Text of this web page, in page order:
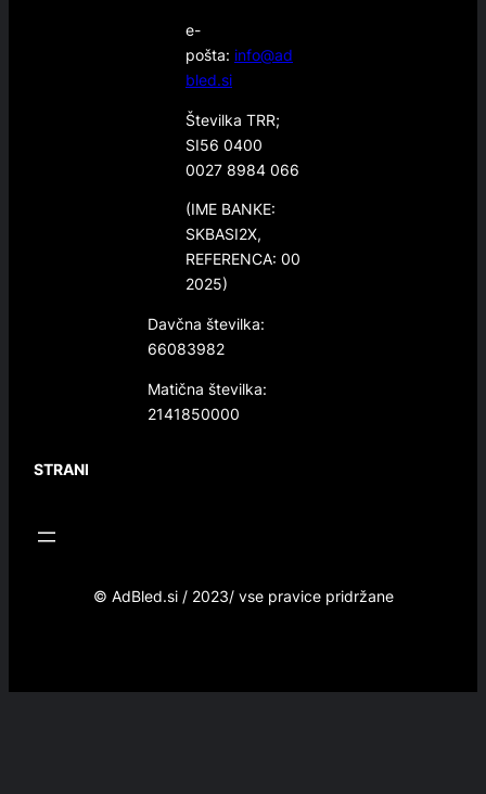
e-
pošta: info@ad
bled.si
Številka TRR;
SI56 0400
0027 8984 066
(IME BANKE:
SKBASI2X,
REFERENCA: 00
2025)
Davčna številka:
66083982
Matična številka:
2141850000
STRANI
© AdBled.si / 2023/ vse pravice pridržane